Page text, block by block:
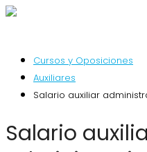
Cursos y Oposiciones
Auxiliares
Salario auxiliar
Salario